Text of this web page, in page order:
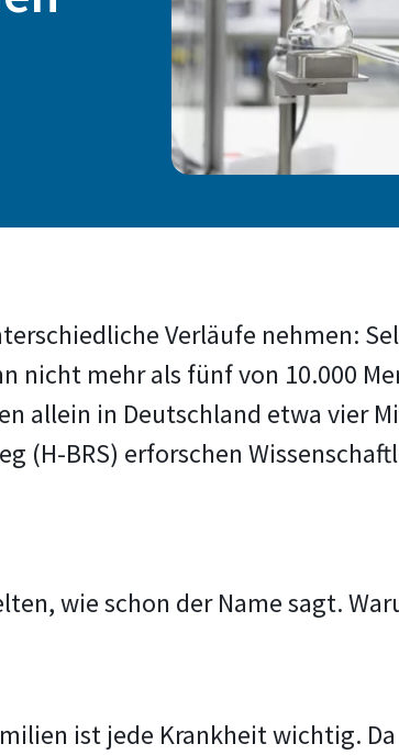
Verläufe nehmen:
nicht mehr als fünf von 10.000
allein in Deutschland etwa vier
(H-BRS) erforschen
wie schon der Name sagt.
ist jede Krankheit wichtig.